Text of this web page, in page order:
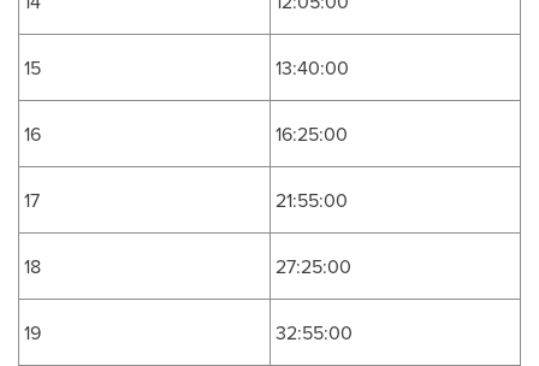
15 13:40:00
16 16:25:00
17 21:55:00
18 27:25:00
19 32:55:00